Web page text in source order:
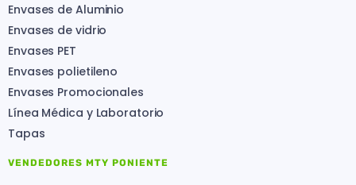
Envases de Aluminio
Envases de vidrio
Envases PET
Envases polietileno
Envases Promocionales
Línea Médica y Laboratorio
Tapas
VENDEDORES MTY PONIENTE